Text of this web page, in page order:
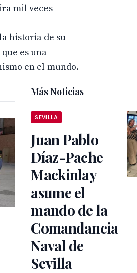
mil veces
historia de su
es una
en el mundo.
Más Noticias
SEVILLA
Juan Pablo
Díaz-Pache
Mackinlay
asume el
mando de la
Comandancia
Naval de
Sevilla